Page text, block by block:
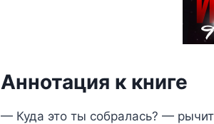
Аннотация к книге
— Куда это ты собралась? —